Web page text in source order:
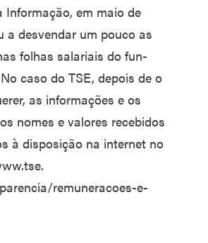
Informa­ção, em maio de
a desvendar um pouco as
folhas salariais do fun­
caso do TSE, depois de o
as informações e os
nomes e valores recebidos
à disposição na internet no
remuneracoes-e-